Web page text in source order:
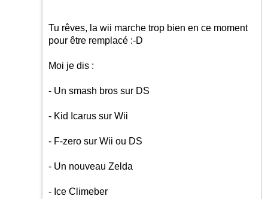
Tu rêves, la wii marche trop bien en ce moment
pour être remplacé :-D
Moi je dis :
- Un smash bros sur DS
- Kid Icarus sur Wii
- F-zero sur Wii ou DS
- Un nouveau Zelda
- Ice Climeber